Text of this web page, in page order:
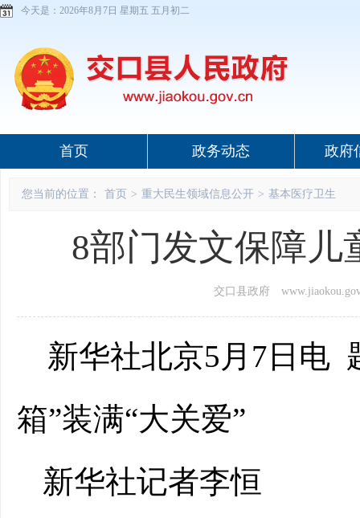
今天是： 2026年8月7日 星期五 五月初二
首页 政务动态 政府
您当前的位置： 首页 > 重大民生领域信息公开 > 基本医疗卫生
8部门发文保障儿
交口县政府
新华社北京5月7日电
箱”装满“大关爱”
新华社记者李恒